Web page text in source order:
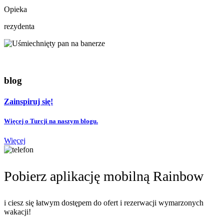
Opieka
rezydenta
blog
Zainspiruj się!
Więcej o Turcji na naszym blogu.
Więcej
Pobierz aplikację mobilną Rainbow
i ciesz się łatwym dostępem do ofert i rezerwacji wymarzonych
wakacji!